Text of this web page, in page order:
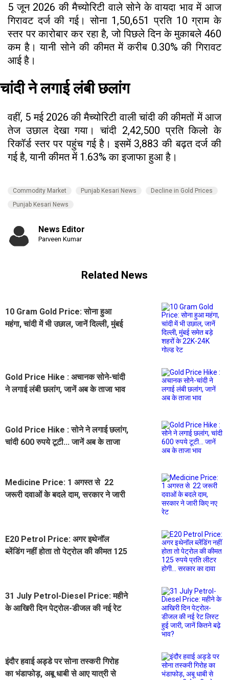
5 जून 2026 की मैच्योरिटी वाले सोने के वायदा भाव में आज
गिरावट दर्ज की गई। सोना ₹1,50,651 प्रति 10 ग्राम के
स्तर पर कारोबार कर रहा है, जो पिछले दिन के मुकाबले ₹460
कम है। यानी सोने की कीमत में करीब 0.30% की गिरावट
आई है।
चांदी ने लगाई लंबी छलांग
वहीं, 5 मई 2026 की मैच्योरिटी वाली चांदी की कीमतों में आज
तेज उछाल देखा गया। चांदी ₹2,42,500 प्रति किलो के
रिकॉर्ड स्तर पर पहुंच गई है। इसमें ₹3,883 की बढ़त दर्ज की
गई है, यानी कीमत में 1.63% का इजाफा हुआ है।
Commodity Market Punjab Kesari News
Decline in Gold Prices
Punjab Kesari News
News Editor
Parveen Kumar
Related News
10 Gram Gold Price: सोना हुआ
महंगा, चांदी में भी उछाल, जानें दिल्ली, मुंबई
Gold Price Hike : अचानक सोने-चांदी
ने लगाई लंबी छलांग, जानें अब के ताजा भाव
Gold Price Hike : सोने ने लगाई छलांग,
चांदी 600 रुपये टूटी... जानें अब के ताजा
Medicine Price: 1 अगस्त से 22
जरूरी दवाओं के बदले दाम, सरकार ने जारी
E20 Petrol Price: अगर इथेनॉल
ब्लेंडिंग नहीं होता तो पेट्रोल की कीमत 125
31 July Petrol-Diesel Price: महीने
के आखिरी दिन पेट्रोल-डीजल की नई रेट
इंदौर हवाई अड्डे पर सोना तस्करी गिरोह
का भंडाफोड़, अबू धाबी से आए यात्री से